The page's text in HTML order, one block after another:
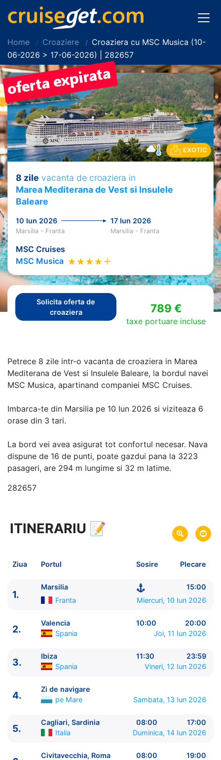
Home Croaziere
Croaziera cu MSC Musica (10-
06-2026 > 17-06-2026) | 282657
EXOTIC
8 zile vacanta de croaziera in
Marea Mediterana de Vest si Insulele
Baleare
10 Iun 2026 17 Iun 2026
Marsilia - Franta Marsilia - Franta
MSC Cruises
MSC Musica
Solicita oferta de
croaziera
789 €
taxe portuare incluse
Petrece 8 zile intr-o vacanta de croaziera in Marea
Mediterana de Vest si Insulele Baleare, la bordul navei
MSC Musica, apartinand companiei MSC Cruises.
Imbarca-te din Marsilia pe 10 Iun 2026 si viziteaza 6
orase din 3 tari.
La bord vei avea asigurat tot confortul necesar. Nava
dispune de 16 de punti, poate gazdui pana la 3223
pasageri, are 294 m lungime si 32 m latime.
282657
8 zile vacanta de croaziera in
Marea Mediterana de Vest si Insulele Baleare -
link
Sosire pe 17 Iun 2026 Franta
MSC Musica★★★★+
Ziua | Portul | Sosire - Plecare
ITINERARIU 📝
Ziua Portul Sosire Plecare
1.
Marsilia
15:00
Franta
Miercuri, 10 Iun 2026
2.
Valencia 10:00
20:00
Spania
Joi, 11 Iun 2026
3.
Ibiza 11:30
23:59
Spania
Vineri, 12 Iun 2026
4.
Zi de navigare
pe Mare
Sambata, 13 Iun 2026
5.
Cagliari, Sardinia 08:00
17:00
Italia
Duminica, 14 Iun 2026
Civitavecchia, Roma 08:00
19:00